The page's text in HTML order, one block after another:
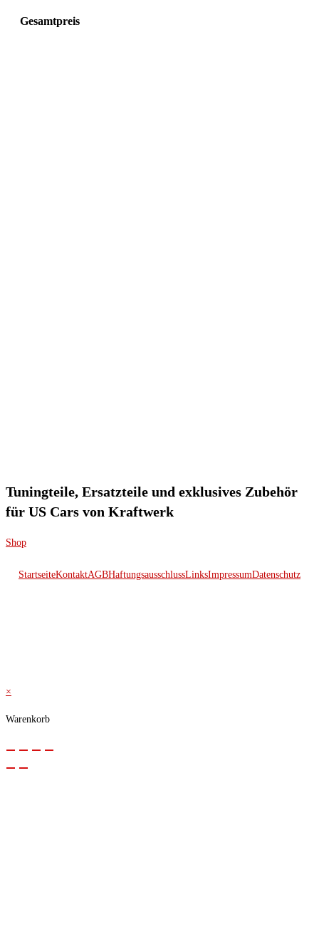
Gesamtpreis
Tuningteile, Ersatzteile und exklusives Zubehör
für US Cars von Kraftwerk
Shop
StartseiteKontaktAGBHaftungsausschlussLinksImpressumDatenschutz
×
Warenkorb